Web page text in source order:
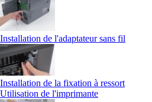
Installation de l'adaptateur sans fil
Installation de la fixation à ressort
Utilisation de l'imprimante